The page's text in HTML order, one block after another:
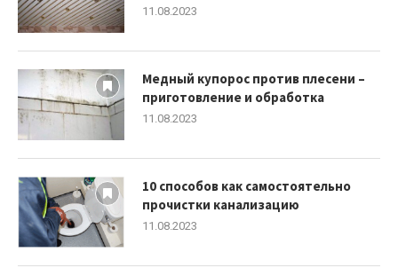
11.08.2023
Медный купорос против плесени –
приготовление и обработка
11.08.2023
10 способов как самостоятельно
прочистки канализацию
11.08.2023